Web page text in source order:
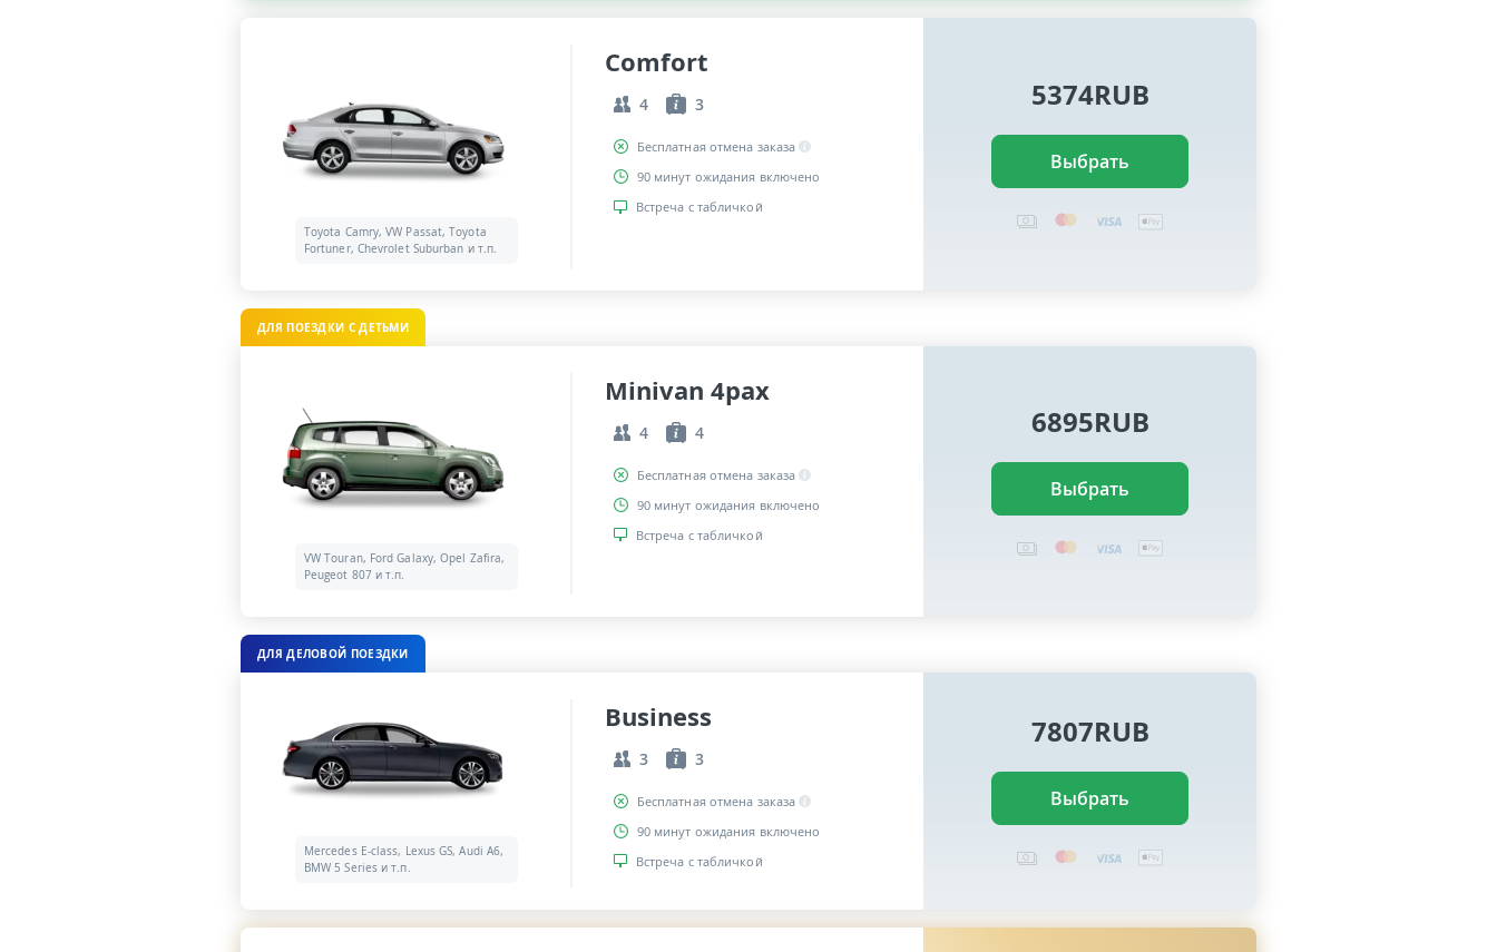
Toyota Camry, VW Passat, Toyota
Fortuner, Chevrolet Suburban и т.п.
Comfort
4 3
Бесплатная отмена заказа
90 минут ожидания включено
Встреча с табличкой
5374RUB
Выбрать
ДЛЯ ПОЕЗДКИ С ДЕТЬМИ
VW Touran, Ford Galaxy, Opel Zafira,
Peugeot 807 и т.п.
Minivan 4pax
4 4
Бесплатная отмена заказа
90 минут ожидания включено
Встреча с табличкой
6895RUB
Выбрать
ДЛЯ ДЕЛОВОЙ ПОЕЗДКИ
Mercedes E-class, Lexus GS, Audi A6,
BMW 5 Series и т.п.
Business
3 3
Бесплатная отмена заказа
90 минут ожидания включено
Встреча с табличкой
7807RUB
Выбрать